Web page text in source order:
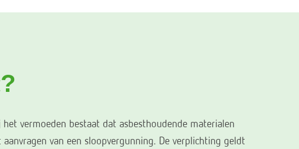
vermoeden bestaat dat asbesthoudende materialen
van een sloopvergunning. De verplichting geldt